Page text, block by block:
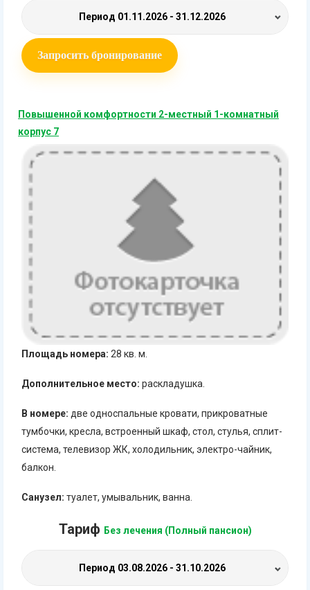
Период 01.11.2026 - 31.12.2026
Запросить бронирование
Повышенной комфортности 2-местный 1-комнатный
корпус 7
Площадь номера: 28 кв. м.
Дополнительное место: раскладушка.
В номере: две односпальные кровати, прикроватные
тумбочки, кресла, встроенный шкаф, стол, стулья, сплит-
система, телевизор ЖК, холодильник, электро-чайник,
балкон.
Санузел: туалет, умывальник, ванна.
Тариф Без лечения (Полный пансион)
Период 03.08.2026 - 31.10.2026